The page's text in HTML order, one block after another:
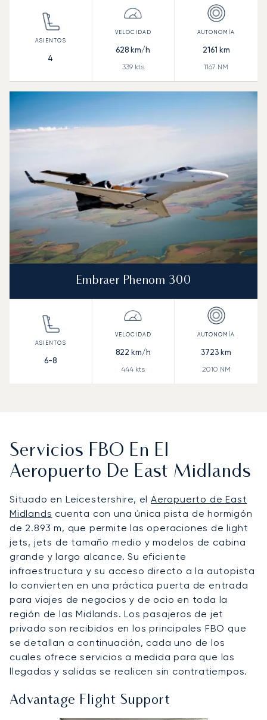
4
628 km/h
339kts
2161 km
1167 NM
Embraer Phenom 300
6-8
822 km/h
444 kts
3723 km
2010 NM
Servicios FBO En El
Aeropuerto De East Midlands
Situado en Leicestershire, elAeropuerto de East
Midlands cuenta con una única pista de hormigón
de 2.893 m, que permite las operaciones de light
jets, jets de tamaño medio y modelos de cabina
grande y largo alcance. Su eficiente
infraestructura y su acceso directo a la autopista
lo convierten en una práctica puerta de entrada
para viajes de negocios y de ocio en toda la
región de las Midlands. Los pasajeros de jet
privado son recibidos en los principales FBO que
se detallan a continuación, cada uno de los
cuales ofrece servicios a medida para que las
llegadas y salidas se realicen sin contratiempos.
Advantage Flight Support